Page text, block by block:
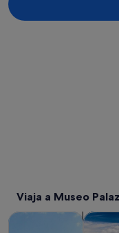
Viaja a Museo
Visitas guiadas y